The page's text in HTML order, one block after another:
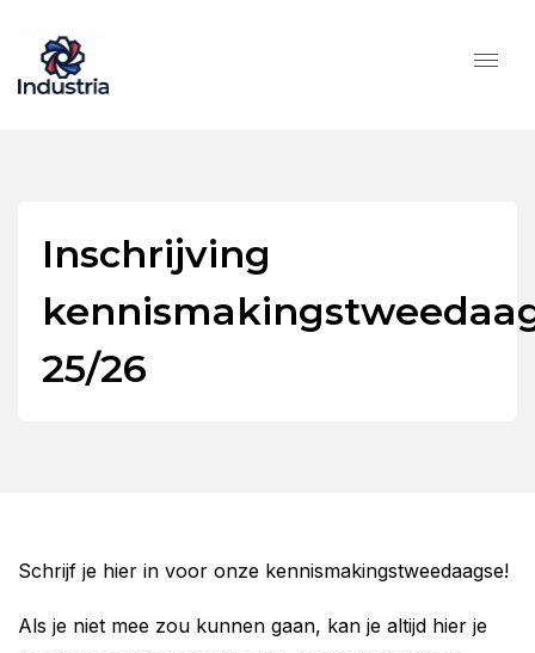
Inschrijving
25/26
Schrijf je hier in voor onze kennismakingstweedaagse!
Als je niet mee zou kunnen gaan, kan je altijd hier je